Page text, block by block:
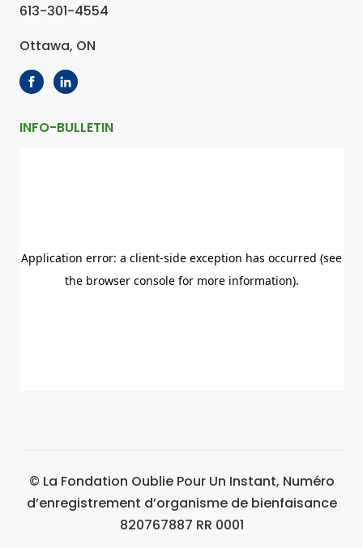
613-301-4554
Ottawa, ON
INFO-BULLETIN
© La Fondation Oublie Pour Un Instant, Numéro
d’enregistrement d’organisme de bienfaisance
820767887 RR 0001